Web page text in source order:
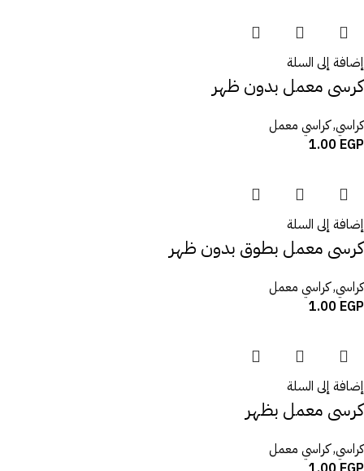
إضافة إلى السلة
كرسى معمل بدون ظهر
كراسي,كراسي معمل
1.00 EGP
إضافة إلى السلة
كرسى معمل بطوق بدون ظهر
كراسي,كراسي معمل
1.00 EGP
إضافة إلى السلة
كرسى معمل بظهر
كراسي,كراسي معمل